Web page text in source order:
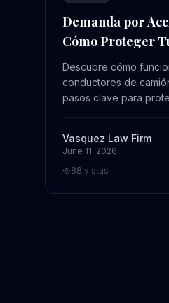
Demanda por
Cómo Proteger
Descubre cómo
conductores de
pasos clave para
Vasquez Law Firm
June 11, 2026
88 vistas